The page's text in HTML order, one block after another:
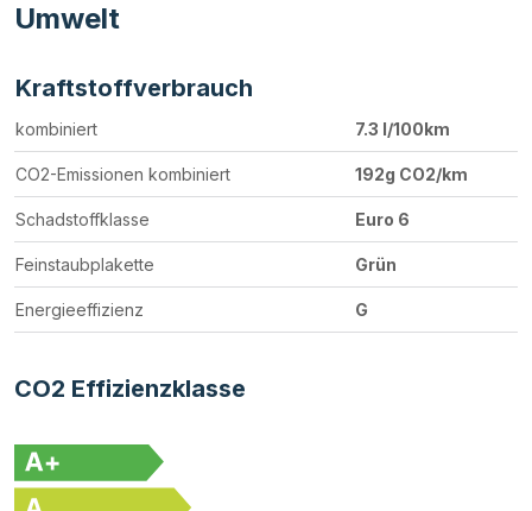
Umwelt
Kraftstoffverbrauch
kombiniert 7.3 l/100km
CO2-Emissionen kombiniert 192g CO2/km
Schadstoffklasse Euro 6
Feinstaubplakette Grün
Energieeffizienz G
CO2 Effizienzklasse